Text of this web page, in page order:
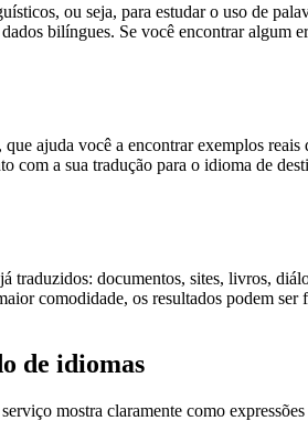
ou seja, para estudar o uso de
bilíngues. Se você encontrar
ajuda você a encontrar exemplos
a sua tradução para o idioma de
traduzidos: documentos, sites, livros,
comodidade, os resultados podem
de idiomas
mostra claramente como